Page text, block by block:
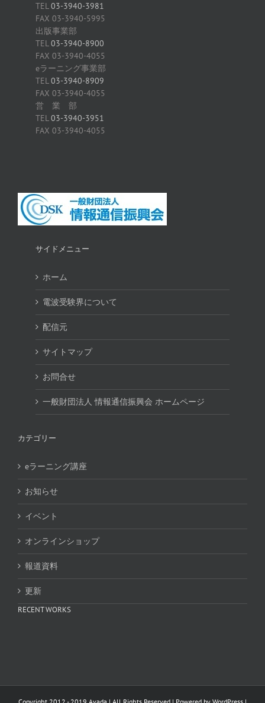
TEL03-3940-3981
FAX 03-3940-5995
出版事業部
TEL03-3940-8900
FAX 03-3940-4055
eラーニング事業部
TEL03-3940-8909
FAX 03-3940-4055
営 業 部
TEL03-3940-3951
FAX 03-3940-4055
サイドメニュー
ホーム
電波受験界について
配信元
サイトマップ
お問合せ
一般財団法人 情報通信振興会 ホームページ
カテゴリー
eラーニング講座
お知らせ
イベント
オンラインショップ
報道資料
更新
RECENT WORKS